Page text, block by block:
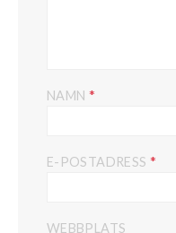
NAMN *
E-POSTADRESS *
WEBBPLATS